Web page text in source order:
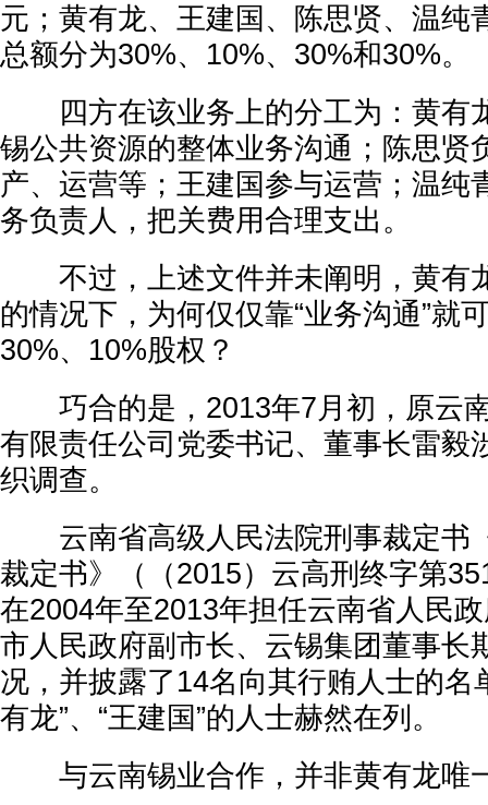
元；黄有龙、王建国、陈思贤、温纯
总额分为30%、10%、30%和30%。
四方在该业务上的分工为：黄有
锡公共资源的整体业务沟通；陈思贤
产、运营等；王建国参与运营；温纯
务负责人，把关费用合理支出。
不过，上述文件并未阐明，黄有
的情况下，为何仅仅靠“业务沟通”就
30%、10%股权？
巧合的是，2013年7月初，原云
有限责任公司党委书记、董事长雷毅
织调查。
云南省高级人民法院刑事裁定书
裁定书》（（2015）云高刑终字第
在2004年至2013年担任云南省人民
市人民政府副市长、云锡集团董事长
况，并披露了14名向其行贿人士的名
有龙”、“王建国”的人士赫然在列。
与云南锡业合作，并非黄有龙唯